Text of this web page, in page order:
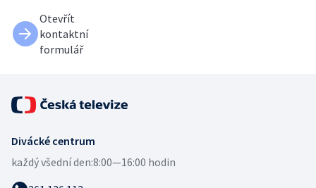
Otevřít
kontaktní
formulář
Divácké centrum
každý všední den:8:00—16:00 hodin